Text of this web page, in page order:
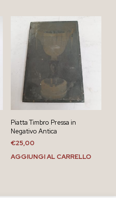
Piatta Timbro Pressa in
Negativo Antica
€25,00
AGGIUNGI AL CARRELLO